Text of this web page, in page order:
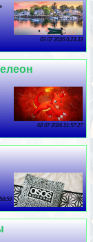
03 07 2026 0:23:33
02 07 2026 21:57:27